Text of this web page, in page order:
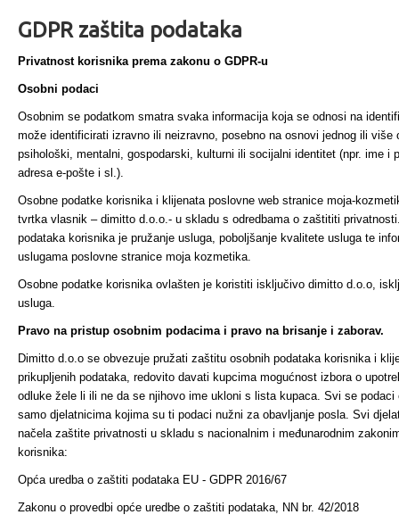
GDPR zaštita podataka
Privatnost korisnika prema zakonu o GDPR-u
Osobni podaci
Osobnim se podatkom smatra svaka informacija koja se odnosi na
može identificirati izravno ili neizravno, posebno na osnovi jednog ili
psihološki, mentalni, gospodarski, kulturni ili socijalni identitet (npr. ime i
adresa e-pošte i sl.).
Osobne podatke korisnika i klijenata poslovne web stranice moja-
tvrtka vlasnik – dimitto d.o.o.- u skladu s odredbama o zaštititi
podataka korisnika je pružanje usluga, poboljšanje kvalitete usluga te
uslugama poslovne stranice moja kozmetika.
Osobne podatke korisnika ovlašten je koristiti isključivo dimitto d.o.o,
usluga.
Pravo na pristup osobnim podacima i pravo na brisanje i zaborav.
Dimitto d.o.o se obvezuje pružati zaštitu osobnih podataka korisnika i
prikupljenih podataka, redovito davati kupcima mogućnost izbora o
odluke žele li ili ne da se njihovo ime ukloni s lista kupaca. Svi se
samo djelatnicima kojima su ti podaci nužni za obavljanje posla. Svi
načela zaštite privatnosti u skladu s nacionalnim i međunarodnim
korisnika:
Opća uredba o zaštiti podataka EU - GDPR 2016/67
Zakonu o provedbi opće uredbe o zaštiti podataka, NN br. 42/2018